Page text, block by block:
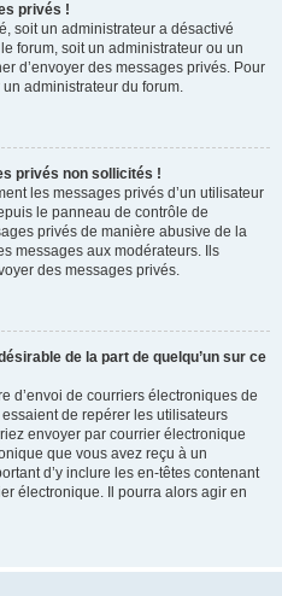
privés !
soit un administrateur a désactivé
forum, soit un administrateur ou un
d’envoyer des messages privés. Pour
administrateur du forum.
privés non sollicités !
les messages privés d’un utilisateur
le panneau de contrôle de
privés de manière abusive de la
messages aux modérateurs. Ils
des messages privés.
de la part de quelqu’un sur ce
d’envoi de courriers électroniques de
de repérer les utilisateurs
envoyer par courrier électronique
que vous avez reçu à un
d’y inclure les en-têtes contenant
électronique. Il pourra alors agir en